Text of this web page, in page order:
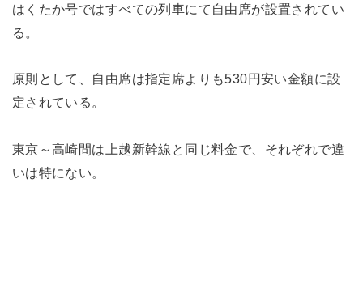
はくたか号ではすべての列車にて自由席が設置されてい
る。
原則として、自由席は指定席よりも530円安い金額に設
定されている。
東京～高崎間は上越新幹線と同じ料金で、それぞれで違
いは特にない。